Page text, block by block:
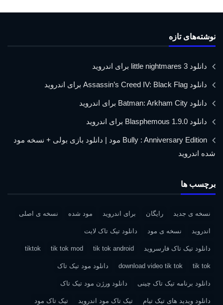
نوشته‌های تازه
دانلود little nightmares 3 برای اندروید
دانلود Assassin’s Creed IV: Black Flag برای اندروید
دانلود Batman: Arkham City برای اندروید
دانلود Blasphemous 1.9.0 برای اندروید
Bully : Anniversary Edition مود | دانلود بازی بولی + نسخه مود
شده اندروید
برچسب ها
نسخه ی جدید رایگان برای اندروید مود شده نسخه ی اصلی
اندروید نسخه ی مود دانلود تیک تاک لایت
دانلود تیک تاک فارسروید tik tok android
tik tok mod
tiktok
tik tok
download video tik tok دانلود مود تیک تاک
دانلود برنامه تیک تاک چینی دانلود ورژن مود تیک تاک
دانلود ویدید های تیک تیام تیک تاک مود اندروید تیک تاک مود